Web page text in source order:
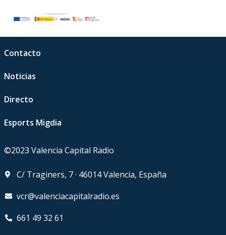
Contacto
Noticias
Directo
Esports Migdia
©2023 Valencia Capital Radio
C/ Traginers, 7 · 46014 Valencia, España
vcr@valenciacapitalradio.es
661 49 32 61